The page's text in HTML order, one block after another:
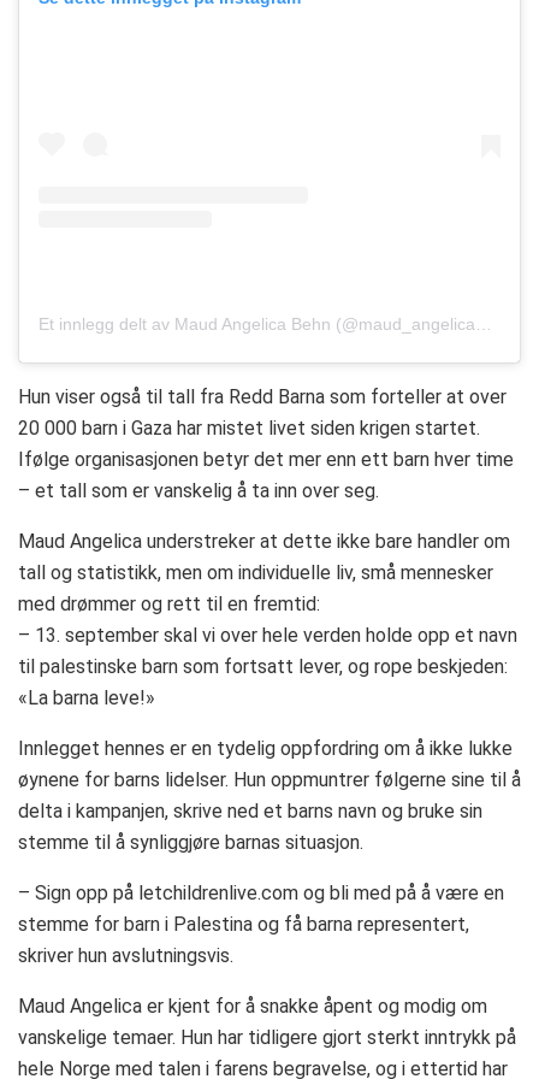
Hun viser også til tall fra Redd Barna som forteller at over
20 000 barn i Gaza har mistet livet siden krigen startet.
Ifølge organisasjonen betyr det mer enn ett barn hver time
– et tall som er vanskelig å ta inn over seg.
Maud Angelica understreker at dette ikke bare handler om
tall og statistikk, men om individuelle liv, små mennesker
med drømmer og rett til en fremtid:
– 13. september skal vi over hele verden holde opp et navn
til palestinske barn som fortsatt lever, og rope beskjeden:
«La barna leve!»
Innlegget hennes er en tydelig oppfordring om å ikke lukke
øynene for barns lidelser. Hun oppmuntrer følgerne sine til å
delta i kampanjen, skrive ned et barns navn og bruke sin
stemme til å synliggjøre barnas situasjon.
– Sign opp på letchildrenlive.com og bli med på å være en
stemme for barn i Palestina og få barna representert,
skriver hun avslutningsvis.
Maud Angelica er kjent for å snakke åpent og modig om
vanskelige temaer. Hun har tidligere gjort sterkt inntrykk på
hele Norge med talen i farens begravelse, og i ettertid har